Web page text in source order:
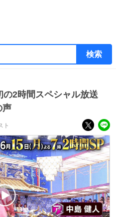
検索
の2時間スペシャル放送
声
ト